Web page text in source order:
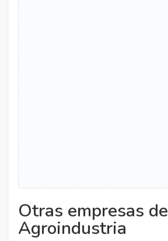
Otras empresas de
Agroindustria